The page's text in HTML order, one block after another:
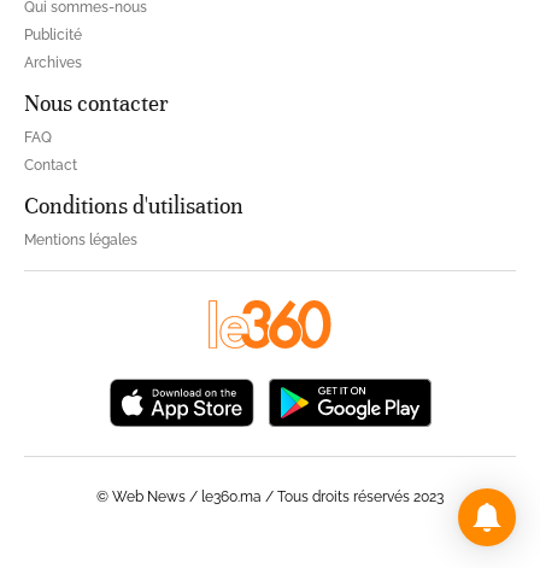
Qui sommes-nous
Publicité
Archives
Nous contacter
FAQ
Contact
Conditions d'utilisation
Mentions légales
© Web News / le360.ma / Tous droits réservés 2023